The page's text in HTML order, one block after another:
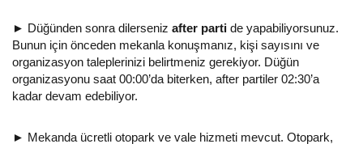
► Düğünden sonra dilerseniz after parti de yapabiliyorsunuz.
Bunun için önceden mekanla konuşmanız, kişi sayısını ve
organizasyon taleplerinizi belirtmeniz gerekiyor. Düğün
organizasyonu saat 00:00’da biterken, after partiler 02:30’a
kadar devam edebiliyor.
► Mekanda ücretli otopark ve vale hizmeti mevcut. Otopark,